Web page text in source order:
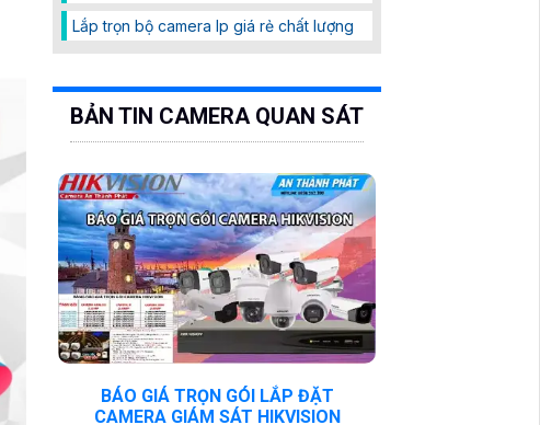
Lắp trọn bộ camera Ip giá rẻ chất lượng
BẢN TIN CAMERA QUAN SÁT
BÁO GIÁ TRỌN GÓI LẮP ĐẶT
CAMERA GIÁM SÁT HIKVISION